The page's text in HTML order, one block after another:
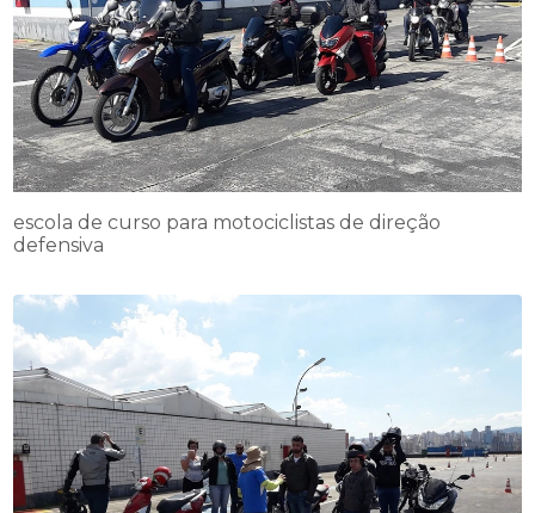
escola de curso para motociclistas de direção
defensiva